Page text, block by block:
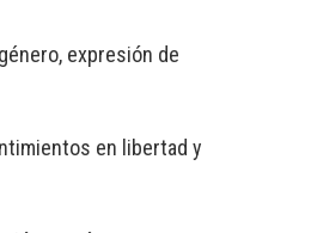
expresión de
en libertad y